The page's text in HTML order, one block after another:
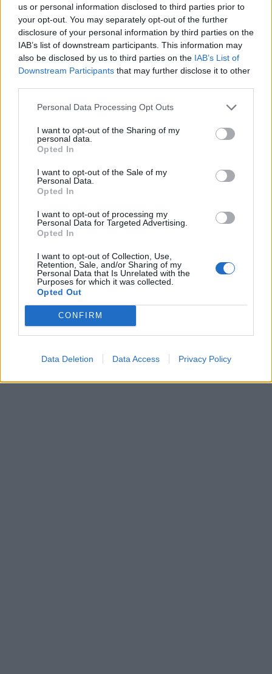
us or personal information disclosed to third parties prior to
your opt-out. You may separately opt-out of the further
disclosure of your personal information by third parties on the
IAB’s list of downstream participants. This information may
also be disclosed by us to third parties on the IAB’s List of
Downstream Participants that may further disclose it to other
Personal Data Processing Opt Outs
I want to opt-out of the Sharing of my
personal data.
Opted In
I want to opt-out of the Sale of my
Personal Data.
Opted In
I want to opt-out of processing my
Personal Data for Targeted Advertising.
Opted In
I want to opt-out of Collection, Use,
Retention, Sale, and/or Sharing of my
Personal Data that Is Unrelated with the
Purposes for which it was collected.
Opted Out
CONFIRM
Data Deletion Data Access Privacy Policy
υπουργείο Υποδομών που αφορούν στην
αναβάθμιση της οδικής ασφάλειας στον άξονα
Πύργος-Καλό Νερό. Ανάδοχος του έργου είναι η
ΟΔΟΣ ΑΤΕ με ποσοστό έκπτωσης 46,53%.
Πρόκειται για διαπεριφερειακό έργο μήκους
54χλμ. που περιλαμβάνει εργασίες τόσο στον
Νομό Ηλείας όσο και στον Νομό Μεσσηνίας και
βελτιώνει τα χαρακτηριστικά του υφιστάμενου
τμήματος και αυξάνει το επίπεδο της οδικής
υπουργείο Υποδομών και Μεταφορών.
μάθετε πρώτοιόλες τις ειδήσεις
ΚΑΛΟ ΝΕΡΟ - ΤΣΑΚΩΝΑ
ΥΠΟΥΡΓΕΙΟ ΥΠΟΔΟΜΩΝ ΚΑΙ ΜΕΤΑΦΟΡΩΝ
ΚΑΡΑΜΑΝΛΗΣ ΚΩΣΤΑΣ